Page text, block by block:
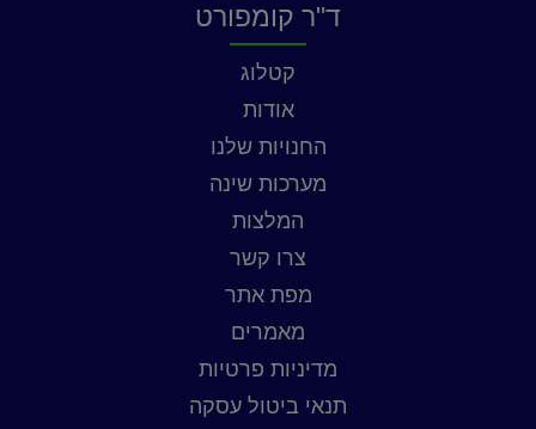
ד"ר קומפורט
קטלוג
אודות
החנויות שלנו
מערכות שינה
המלצות
צרו קשר
מפת אתר
מאמרים
מדיניות פרטיות
תנאי ביטול עסקה